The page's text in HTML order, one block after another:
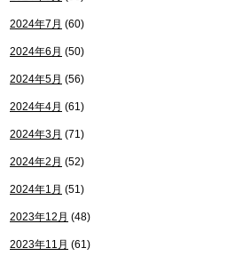
2024年7月 (60)
2024年6月 (50)
2024年5月 (56)
2024年4月 (61)
2024年3月 (71)
2024年2月 (52)
2024年1月 (51)
2023年12月 (48)
2023年11月 (61)